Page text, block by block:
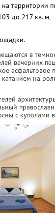
территории
до 217 кв. м,
в
вечерних
асфальтовое
катанием на
с куполами